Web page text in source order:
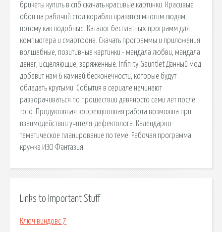
брикеты купить в спб скачать красивые картинки. Красивые
обои на рабочий стол корабли нравятся многим людям,
потому как подобные. Каталог бесплатных программ для
компьютера и смартфона. Скачать программы и приложения.
волшебные, позитивные картинки - мандала любви, мандала
денег, исцеляющие, заряженные. Infinity Gauntlet Данный мод
добавит нам 6 камней бесконечности, которые будут
обладать крутыми. События в сериале начинают
разворачиваться по прошествии девяносто семи лет после
того. Продуктивная коррекционная работа возможна при
взаимодействии учителя-дефектолога. Календарно-
тематическое планирование по теме: Рабочая программа
кружка ИЗО Фантазия.
Links to Important Stuff
Ключ виндовс 7